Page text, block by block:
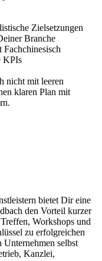
Zielsetzungen
Branche
KPIs
nicht mit leeren
klaren Plan mit
bietet Dir eine
den Vorteil kurzer
Workshops und
zu erfolgreichen
selbst
Kanzlei,